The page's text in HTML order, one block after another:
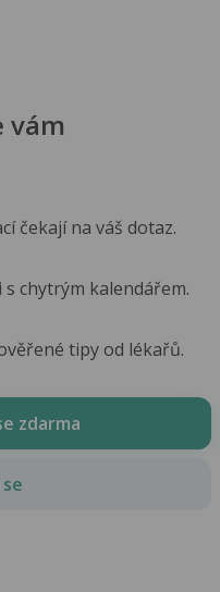
vám
čekají na váš dotaz.
chytrým kalendářem.
tipy od lékařů.
zdarma